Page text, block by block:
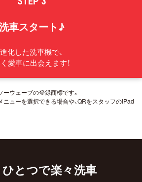
車スタート♪
進化した洗車機で、
愛車に出会えます！
ウェーブの登録商標です。
ニューを選択できる場合や、QRをスタッフのiPad
とつで楽々洗車